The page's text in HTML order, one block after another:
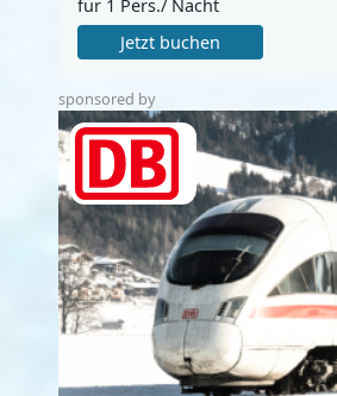
für 1 Pers./ Nacht
Jetzt buchen
sponsored by